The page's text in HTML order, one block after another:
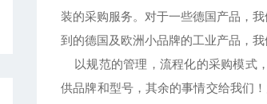
装的采购服务。对于一些德国产品，
到的德国及欧洲小品牌的工业产品，
以规范的管理，流程化的采购模式
供品牌和型号，其余的事情交给我们